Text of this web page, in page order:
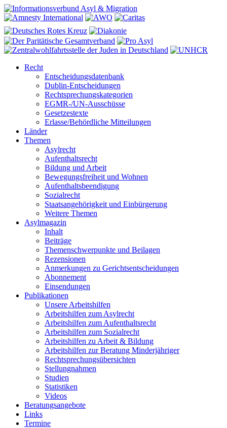
Recht
Entscheidungsdatenbank
Dublin-Entscheidungen
Rechtsprechungskategorien
EGMR-/UN-Ausschüsse
Gesetzestexte
Erlasse/Behördliche Mitteilungen
Länder
Themen
Asylrecht
Aufenthaltsrecht
Bildung und Arbeit
Bewegungsfreiheit und Wohnen
Aufenthaltsbeendigung
Sozialrecht
Staatsangehörigkeit und Einbürgerung
Weitere Themen
Asylmagazin
Inhalt
Beiträge
Themenschwerpunkte und Beilagen
Rezensionen
Anmerkungen zu Gerichtsentscheidungen
Abonnement
Einsendungen
Publikationen
Unsere Arbeitshilfen
Arbeitshilfen zum Asylrecht
Arbeitshilfen zum Aufenthaltsrecht
Arbeitshilfen zum Sozialrecht
Arbeitshilfen zu Arbeit & Bildung
Arbeitshilfen zur Beratung Minderjähriger
Rechtsprechungsübersichten
Stellungnahmen
Studien
Statistiken
Videos
Beratungsangebote
Links
Termine